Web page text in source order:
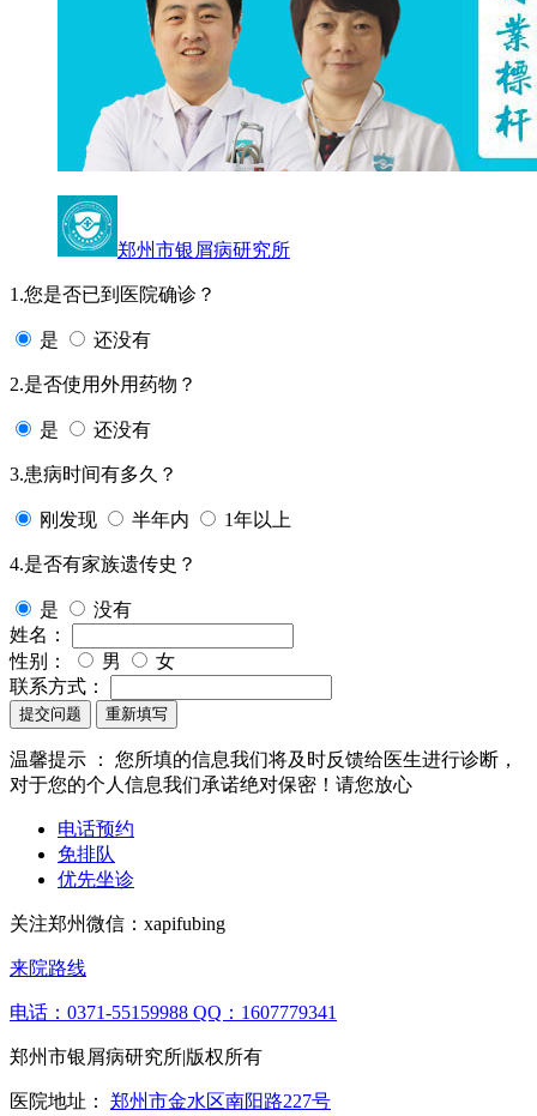
郑州市银屑病研究所
1.您是否已到医院确诊？
是 还没有
2.是否使用外用药物？
是 还没有
3.患病时间有多久？
刚发现 半年内 1年以上
4.是否有家族遗传史？
是
没有
姓名：
性别：
男
女
联系方式：
提交问题 重新填写
温馨提示 ： 您所填的信息我们将及时反馈给医生进行诊断，
对于您的个人信息我们承诺绝对保密！请您放心
电话预约
免排队
优先坐诊
关注郑州微信： xapifubing
来院路线
电话：0371-55159988 QQ：1607779341
郑州市银屑病研究所|版权所有
医院地址： 郑州市金水区南阳路227号